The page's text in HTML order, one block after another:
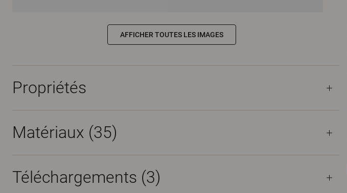
AFFICHER TOUTES LES IMAGES
Propriétés
Matériaux (35)
Téléchargements (3)